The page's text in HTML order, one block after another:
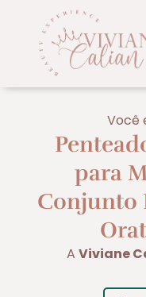
Você
para
Conjunto
A Viviane